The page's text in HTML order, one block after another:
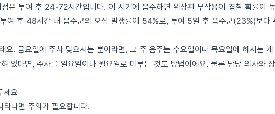
은 투여 후 24-72시간입니다. 이 시기에 음주하면 위장관 부작용이 겹칠 확률이
여 후 48시간 내 음주군의 오심 발생률이 54%로, 투여 5일 후 음주군(23%)보다
요. 금요일에 주사 맞으시는 분이라면, 그 주 음주는 수요일이나 목요일에 하시는
있다면, 주사를 일요일이나 월요일로 미루는 것도 방법이에요. 물론 담당 의사와 상
세요
나면 주의가 필요합니다.